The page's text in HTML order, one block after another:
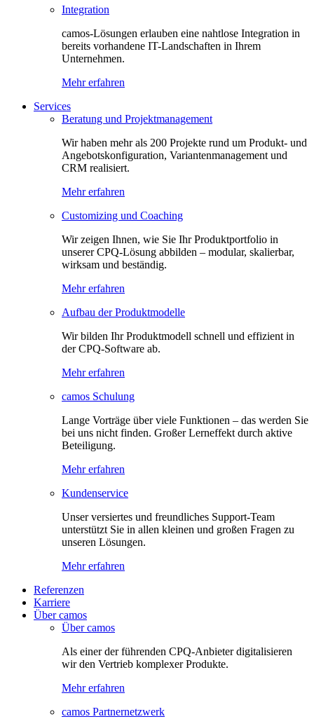
Integration
camos-Lösungen erlauben eine nahtlose Integration in
bereits vorhandene IT-Landschaften in Ihrem
Unternehmen.
Mehr erfahren
Services
Beratung und Projektmanagement
Wir haben mehr als 200 Projekte rund um Produkt- und
Angebotskonfiguration, Variantenmanagement und
CRM realisiert.
Mehr erfahren
Customizing und Coaching
Wir zeigen Ihnen, wie Sie Ihr Produktportfolio in
unserer CPQ-Lösung abbilden – modular, skalierbar,
wirksam und beständig.
Mehr erfahren
Aufbau der Produktmodelle
Wir bilden Ihr Produktmodell schnell und effizient in
der CPQ-Software ab.
Mehr erfahren
camos Schulung
Lange Vorträge über viele Funktionen – das werden Sie
bei uns nicht finden. Großer Lerneffekt durch aktive
Beteiligung.
Mehr erfahren
Kundenservice
Unser versiertes und freundliches Support-Team
unterstützt Sie in allen kleinen und großen Fragen zu
unseren Lösungen.
Mehr erfahren
Referenzen
Karriere
Über camos
Über camos
Als einer der führenden CPQ-Anbieter digitalisieren
wir den Vertrieb komplexer Produkte.
Mehr erfahren
camos Partnernetzwerk